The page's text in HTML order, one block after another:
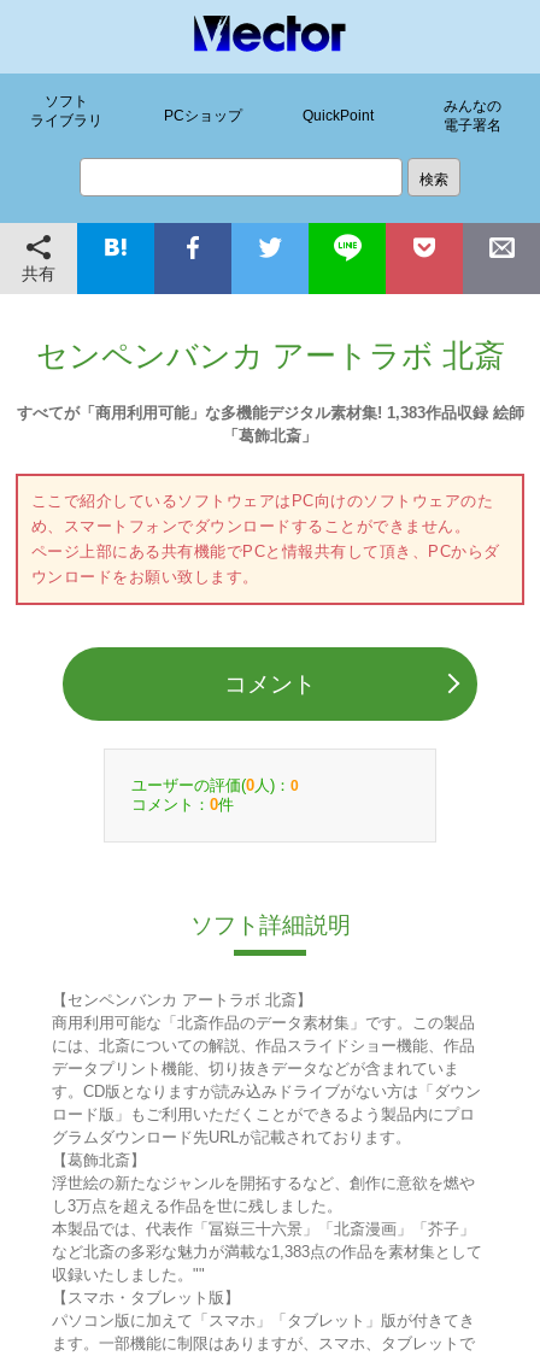
ソフト
ライブラリ
PCショップ QuickPoint
みんなの
電子署名
共有
センペンバンカ アートラボ 北斎
すべてが「商用利用可能」な多機能デジタル素材集! 1,383作品収録 絵師
「葛飾北斎」
ここで紹介しているソフトウェアはPC向けのソフトウェアのた
め、スマートフォンでダウンロードすることができません。
ページ上部にある共有機能でPCと情報共有して頂き、PCからダ
ウンロードをお願い致します。
コメント
ユーザーの評価(0 人)： 0
コメント： 0件
ソフト詳細説明
【センペンバンカ アートラボ 北斎】
商用利用可能な「北斎作品のデータ素材集」です。この製品
には、北斎についての解説、作品スライドショー機能、作品
データプリント機能、切り抜きデータなどが含まれていま
す。CD版となりますが読み込みドライブがない方は「ダウン
ロード版」もご利用いただくことができるよう製品内にプロ
グラムダウンロード先URLが記載されております。
【葛飾北斎】
浮世絵の新たなジャンルを開拓するなど、創作に意欲を燃や
し3万点を超える作品を世に残しました。
本製品では、代表作「冨嶽三十六景」「北斎漫画」「芥子」
など北斎の多彩な魅力が満載な1,383点の作品を素材集として
収録いたしました。""
【スマホ・タブレット版】
パソコン版に加えて「スマホ」「タブレット」版が付きてき
ます。一部機能に制限はありますが、スマホ、タブレットで